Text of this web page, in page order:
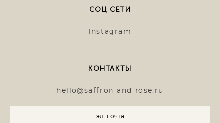
СОЦ СЕТИ
Instagram
КОНТАКТЫ
hello@saffron-and-rose.ru